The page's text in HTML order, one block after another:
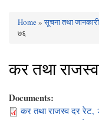
You are here
Home»सूचना तथा जानकारी
७६
कर तथा
Documents:
कर तथा राजस्व दर